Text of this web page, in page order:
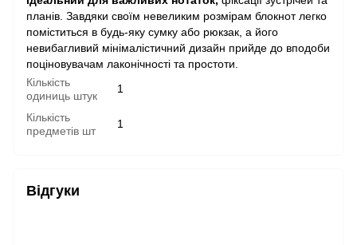
планів. Завдяки своїм невеликим розмірам блокнот легко
поміститься в будь-яку сумку або рюкзак, а його
невибагливий мінімалістичний дизайн прийде до вподоби
поціновувачам лаконічності та простоти.
Кількість
одиниць штук
1
Кількість
предметів шт
1
Відгуки